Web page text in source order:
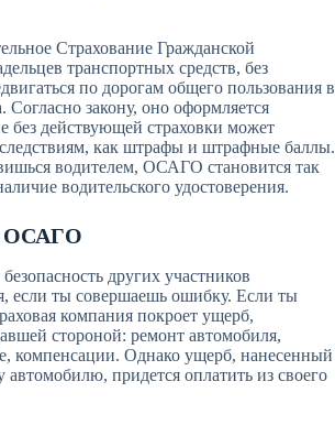
Страхование Гражданской
транспортных средств, без
по дорогам общего пользования в
закону, оно оформляется
без действующей страховки может
как штрафы и штрафные баллы.
водителем, ОСАГО становится так
водительского удостоверения.
ОСАГО
других участников
если ты совершаешь ошибку. Если ты
компания покроет ущерб,
стороной: ремонт автомобиля,
компенсации. Однако ущерб, нанесенный
автомобилю, придется оплатить из своего